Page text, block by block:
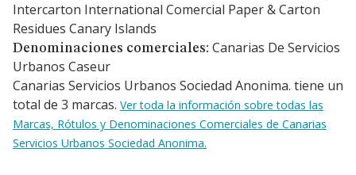
Intercarton International Comercial Paper & Carton
Residues Canary Islands
Denominaciones comerciales: Canarias De Servicios
Urbanos Caseur
Canarias Servicios Urbanos Sociedad Anonima. tiene un
total de 3 marcas. Ver toda la información sobre todas las
Marcas, Rótulos y Denominaciones Comerciales de Canarias
Servicios Urbanos Sociedad Anonima.